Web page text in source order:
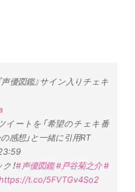
声優図鑑』サイン入りチェキ
イートを「希望のチェキ番
の感想」と一緒に引用RT
！#声優図鑑#戸谷菊之介 #
t.co/5FVTGv4So2